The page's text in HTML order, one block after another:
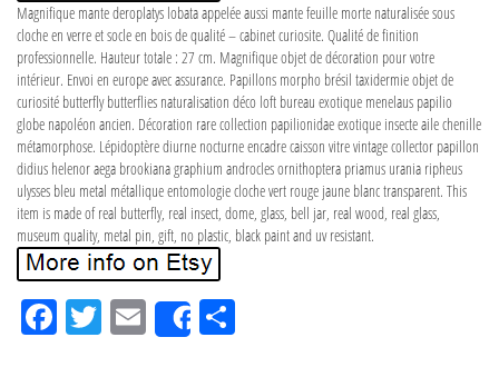
Magnifique mante deroplatys lobata appelée aussi mante feuille morte naturalisée sous
cloche en verre et socle en bois de qualité – cabinet curiosite. Qualité de finition
professionnelle. Hauteur totale : 27 cm. Magnifique objet de décoration pour votre
intérieur. Envoi en europe avec assurance. Papillons morpho brésil taxidermie objet de
curiosité butterfly butterflies naturalisation déco loft bureau exotique menelaus papilio
globe napoléon ancien. Décoration rare collection papilionidae exotique insecte aile chenille
métamorphose. Lépidoptère diurne nocturne encadre caisson vitre vintage collector papillon
didius helenor aega brookiana graphium androcles ornithoptera priamus urania ripheus
ulysses bleu metal métallique entomologie cloche vert rouge jaune blanc transparent. This
item is made of real butterfly, real insect, dome, glass, bell jar, real wood, real glass,
museum quality, metal pin, gift, no plastic, black paint and uv resistant.
Fa
ce
Tw
itt
Em
ail
Share